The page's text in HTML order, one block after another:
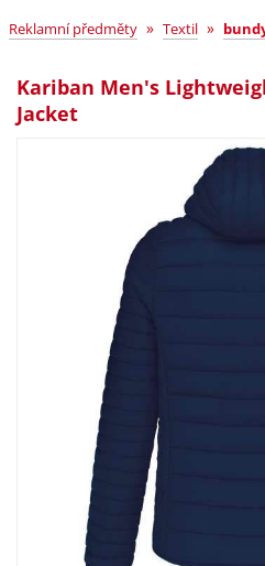
Reklamní předměty » Textil »
Kariban Men's
Jacket